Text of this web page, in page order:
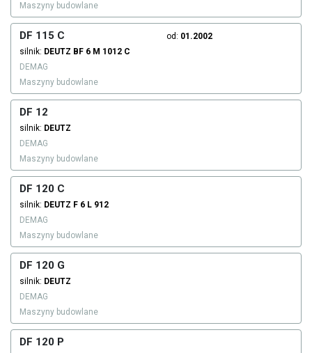
Maszyny budowlane
DF 115 C od: 01.2002
silnik: DEUTZ BF 6 M 1012 C
DEMAG
Maszyny budowlane
DF 12
silnik: DEUTZ
DEMAG
Maszyny budowlane
DF 120 C
silnik: DEUTZ F 6 L 912
DEMAG
Maszyny budowlane
DF 120 G
silnik: DEUTZ
DEMAG
Maszyny budowlane
DF 120 P